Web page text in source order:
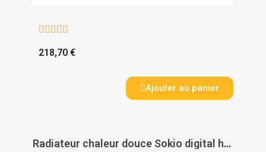
    
218,70 €
Ajouter au panier
Radiateur chaleur douce Sokio digital horizontal - ATLANTIC